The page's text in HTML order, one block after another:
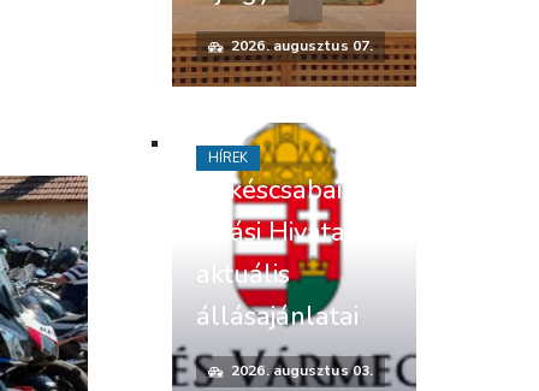
2026. augusztus 07.
Békéscsabai
Járási Hivatal
aktuális
állásajánlatai
2026. augusztus 03.
HÍREK